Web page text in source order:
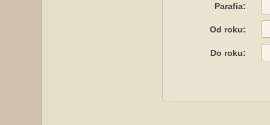
Parafia:
Od roku:
Do roku: